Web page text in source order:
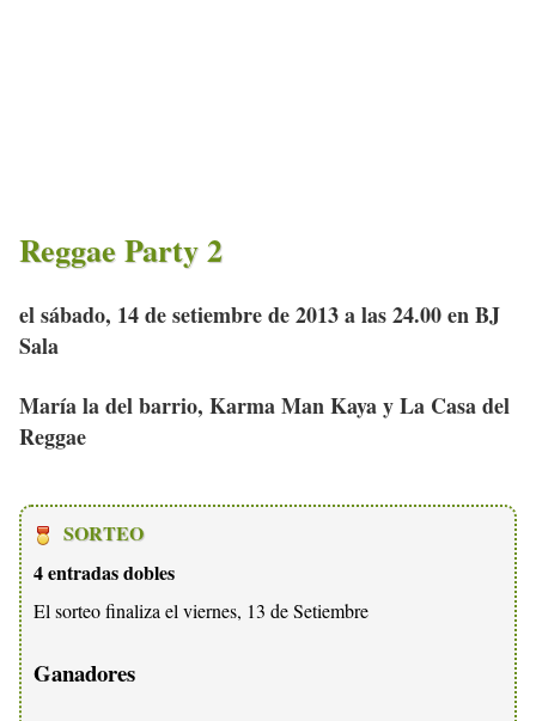
Reggae Party 2
el sábado, 14 de setiembre de 2013 a las 24.00 en BJ
Sala
María la del barrio, Karma Man Kaya y La Casa del
Reggae
SORTEO
4 entradas dobles
El sorteo finaliza el viernes, 13 de Setiembre
Ganadores